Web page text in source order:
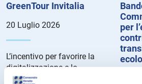
GreenTour Invitalia
20 Luglio 2026
L’incentivo per favorire la
digitalizzazione e lo
sviluppo sostenibile delle
per
20